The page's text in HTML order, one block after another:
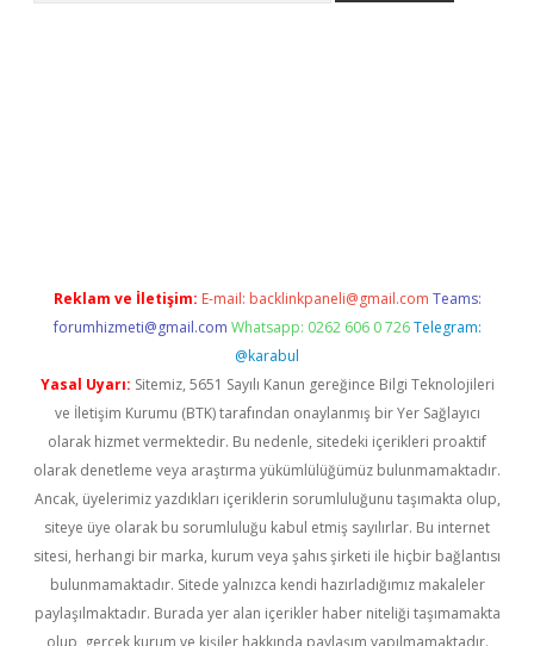
Reklam ve İletişim: E-mail: backlinkpaneli@gmail.com Teams:
forumhizmeti@gmail.com Whatsapp: 0262 606 0 726 Telegram:
@karabul
Yasal Uyarı: Sitemiz, 5651 Sayılı Kanun gereğince Bilgi Teknolojileri
ve İletişim Kurumu (BTK) tarafından onaylanmış bir Yer Sağlayıcı
olarak hizmet vermektedir. Bu nedenle, sitedeki içerikleri proaktif
olarak denetleme veya araştırma yükümlülüğümüz bulunmamaktadır.
Ancak, üyelerimiz yazdıkları içeriklerin sorumluluğunu taşımakta olup,
siteye üye olarak bu sorumluluğu kabul etmiş sayılırlar. Bu internet
sitesi, herhangi bir marka, kurum veya şahıs şirketi ile hiçbir bağlantısı
bulunmamaktadır. Sitede yalnızca kendi hazırladığımız makaleler
paylaşılmaktadır. Burada yer alan içerikler haber niteliği taşımamakta
olup, gerçek kurum ve kişiler hakkında paylaşım yapılmamaktadır.